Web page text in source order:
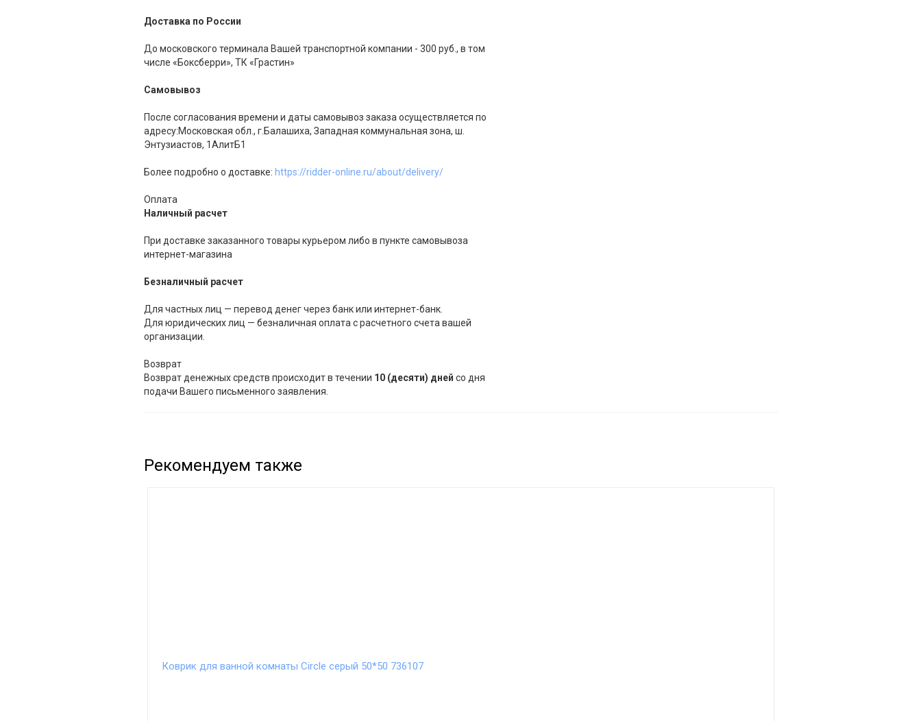
Доставка по России
До московского терминала Вашей транспортной компании - 300 руб., в том
числе «Боксберри», ТК «Грастин»
Самовывоз
После согласования времени и даты самовывоз заказа осуществляется по
адресу:Московская обл., г.Балашиха, Западная коммунальная зона, ш.
Энтузиастов, 1АлитБ1
Более подробно о доставке: https://ridder-online.ru/about/delivery/
Оплата
Наличный расчет
При доставке заказанного товары курьером либо в пункте самовывоза
интернет-магазина
Безналичный расчет
Для частных лиц — перевод денег через банк или интернет-банк.
Для юридических лиц — безналичная оплата с расчетного счета вашей
организации.
Возврат
Возврат денежных средств происходит в течении 10 (десяти) дней со дня
подачи Вашего письменного заявления.
Рекомендуем также
Коврик для ванной комнаты Circle серый 50*50 736107